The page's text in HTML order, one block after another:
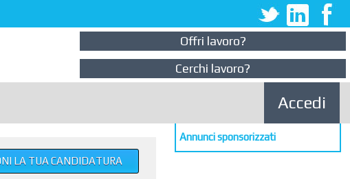
Offri lavoro?
Cerchi lavoro?
Accedi
LA TUA CANDIDATURA
Annunci sponsorizzati